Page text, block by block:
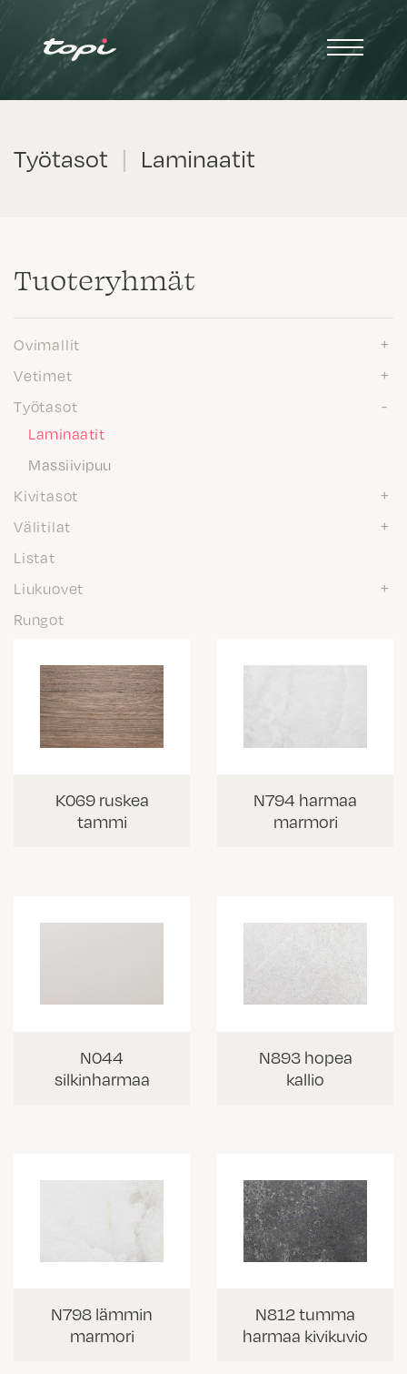
Työtasot | Laminaatit
Tuote­ryhmät
Ovimallit
Vetimet
Työtasot
Laminaatit
Massiivipuu
Kivitasot
Välitilat
Listat
Liukuovet
Rungot
K069 ruskea
tammi
N794 harmaa
marmori
N044
silkinharmaa
N893 hopea
kallio
N798 lämmin
marmori
N812 tumma
harmaa kivikuvio